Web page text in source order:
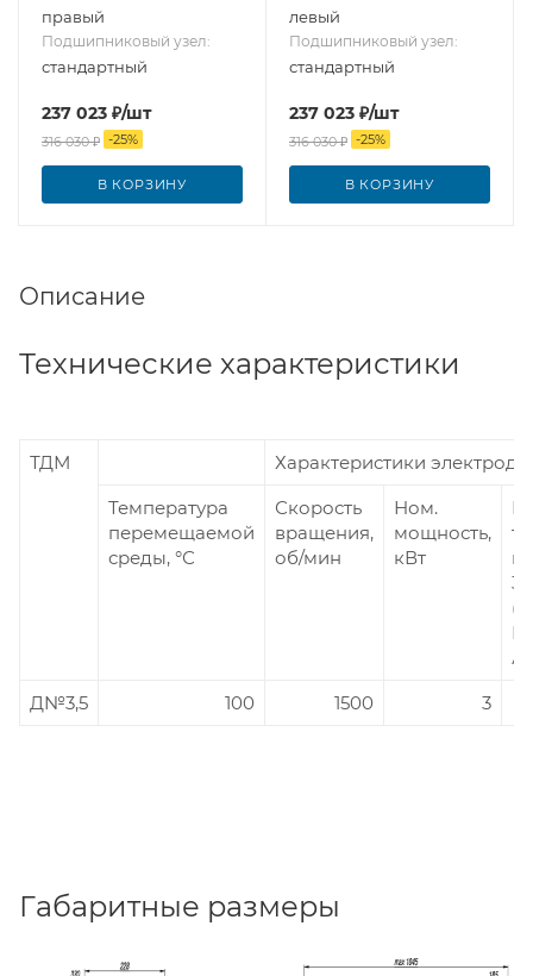
правый
Подшипниковый узел:
стандартный
237 023 ₽/шт
316 030₽ -25%
В КОРЗИНУ
левый
Подшипниковый узел:
стандартный
237 023 ₽/шт
316 030₽ -25%
В КОРЗИНУ
Описание
Технические характеристики
ТДМ
Характеристики
Температура
перемещаемой
среды, °С
Скорость
вращения,
об/мин
Ном.
мощность,
кВт
А
Д№3,5
100 1500 3
Габаритные размеры